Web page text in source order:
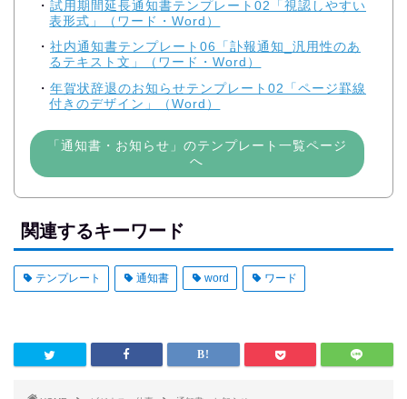
試用期間延長通知書テンプレート02「視認しやすい
表形式」（ワード・Word）
社内通知書テンプレート06「訃報通知_汎用性のあ
るテキスト文」（ワード・Word）
年賀状辞退のお知らせテンプレート02「ページ罫線
付きのデザイン」（Word）
「通知書・お知らせ」のテンプレート一覧ページ
へ
関連するキーワード
テンプレート 通知書 word ワード